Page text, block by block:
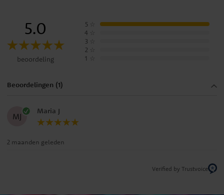
5.0
beoordeling
5
4
3
2
1
Beoordelingen (1)
MJ
Maria J
2 maanden geleden
Verified by Trustvoice